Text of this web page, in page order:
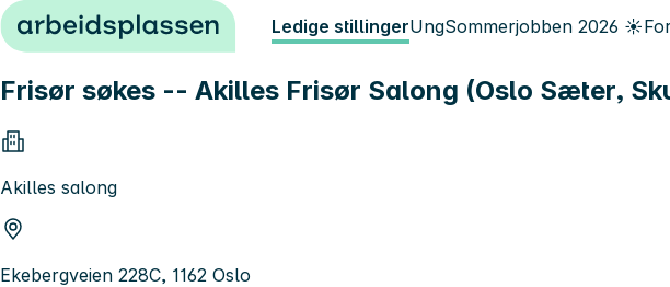
Hopp til innhold Ledige stillingerUngSommerjobben 2026 ☀️
Frisør søkes -- Akilles Frisør Salong (Oslo Sæter,
Akilles salong
Ekebergveien 228C, 1162 Oslo